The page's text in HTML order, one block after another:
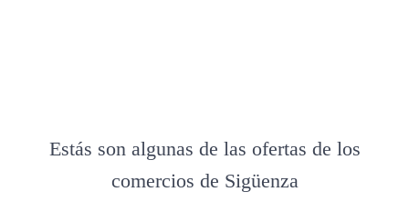
Estás son algunas de las ofertas de los
comercios de Sigüenza